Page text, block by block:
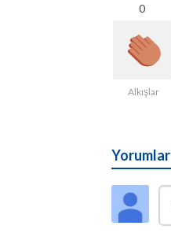
0
Alkışlar
Yorumlar